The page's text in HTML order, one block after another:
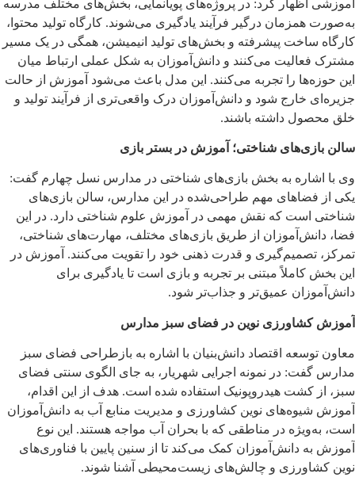
آموزشی اظهار کرد: در پروژه‌های پویانمایی، بخش‌های مختلف مدرسه
به‌صورت همزمان درگیر فرآیند یادگیری می‌شوند. کارگاه تولید محتوا،
کارگاه ساخت پیشرفته و بخش‌های تولید انیمیشن، همگی در یک مسیر
مشترک فعالیت می‌کنند و دانش‌آموزان به شکل عملی ارتباط میان
این حوزه‌ها را تجربه می‌کنند. این مدل باعث می‌شود آموزش از حالت
جزیره‌ای خارج شود و دانش‌آموزان درک واقعی‌تری از فرآیند تولید و
خلق محصول داشته باشند.
سالن بازی‌های شناختی؛ آموزش در بستر بازی
وی با اشاره به بخش بازی‌های شناختی در مدارس نسل چهارم گفت:
یکی از فضاهای مهم طراحی‌شده در این مدارس، سالن بازی‌های
شناختی است که نقش مهمی در آموزش علوم شناختی دارد. در این
فضا، دانش‌آموزان از طریق بازی‌های مختلف، مهارت‌های شناختی،
تمرکز، تصمیم‌گیری و قدرت ذهنی خود را تقویت می‌کنند. آموزش در
این بخش کاملاً مبتنی بر تجربه و بازی است تا یادگیری برای
دانش‌آموزان عمیق‌تر و جذاب‌تر شود.
آموزش کشاورزی نوین در فضای سبز مدارس
معاون توسعه اقتصاد دانش‌بنیان با اشاره به بازطراحی فضای سبز
مدارس گفت: در نمونه اجرایی شهریار، به جای الگوی سنتی فضای
سبز، از کشت هیدروپونیک استفاده شده است. هدف از این اقدام،
آموزش شیوه‌های نوین کشاورزی و مدیریت منابع آب به دانش‌آموزان
است، به‌ویژه در مناطقی که با بحران آب مواجه هستند. این نوع
آموزش به دانش‌آموزان کمک می‌کند تا از سنین پایین با فناوری‌های
نوین کشاورزی و چالش‌های زیست‌محیطی آشنا شوند.